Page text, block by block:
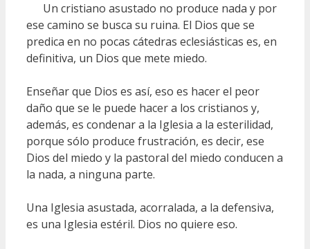
Un cristiano asustado no produce nada y por
ese camino se busca su ruina. El Dios que se
predica en no pocas cátedras eclesiásticas es, en
definitiva, un Dios que mete miedo.
Enseñar que Dios es así, eso es hacer el peor
daño que se le puede hacer a los cristianos y,
además, es condenar a la Iglesia a la esterilidad,
porque sólo produce frustración, es decir, ese
Dios del miedo y la pastoral del miedo conducen a
la nada, a ninguna parte.
Una Iglesia asustada, acorralada, a la defensiva,
es una Iglesia estéril. Dios no quiere eso.